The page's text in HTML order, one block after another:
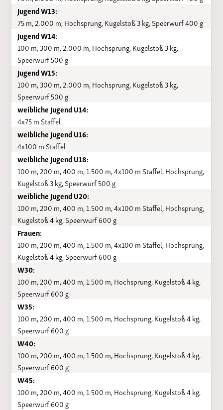
Jugend W13:
75 m, 2.000 m, Hochsprung, Kugelstoß 3 kg, Speerwurf 400 g
Jugend W14:
100 m, 300 m, 2.000 m, Hochsprung, Kugelstoß 3 kg,
Speerwurf 500 g
Jugend W15:
100 m, 300 m, 2.000 m, Hochsprung, Kugelstoß 3 kg,
Speerwurf 500 g
weibliche Jugend U14:
4x75 m Staffel
weibliche Jugend U16:
4x100 m Staffel
weibliche Jugend U18:
100 m, 200 m, 400 m, 1.500 m, 4x100 m Staffel, Hochsprung,
Kugelstoß 3 kg, Speerwurf 500 g
weibliche Jugend U20:
100 m, 200 m, 400 m, 1.500 m, 4x100 m Staffel, Hochsprung,
Kugelstoß 4 kg, Speerwurf 600 g
Frauen:
100 m, 200 m, 400 m, 1.500 m, 4x100 m Staffel, Hochsprung,
Kugelstoß 4 kg, Speerwurf 600 g
W30:
100 m, 200 m, 400 m, 1.500 m, Hochsprung, Kugelstoß 4 kg,
Speerwurf 600 g
W35:
100 m, 200 m, 400 m, 1.500 m, Hochsprung, Kugelstoß 4 kg,
Speerwurf 600 g
W40:
100 m, 200 m, 400 m, 1.500 m, Hochsprung, Kugelstoß 4 kg,
Speerwurf 600 g
W45:
100 m, 200 m, 400 m, 1.500 m, Hochsprung, Kugelstoß 4 kg,
Speerwurf 600 g